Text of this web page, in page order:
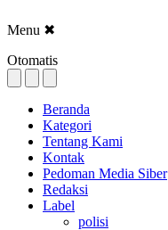
Menu ✖
Otomatis
Beranda
Kategori
Tentang Kami
Kontak
Pedoman Media Siber
Redaksi
Label
polisi